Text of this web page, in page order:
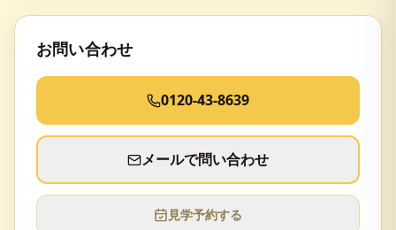
お問い合わせ
0120-43-8639
メールで問い合わせ
見学予約する